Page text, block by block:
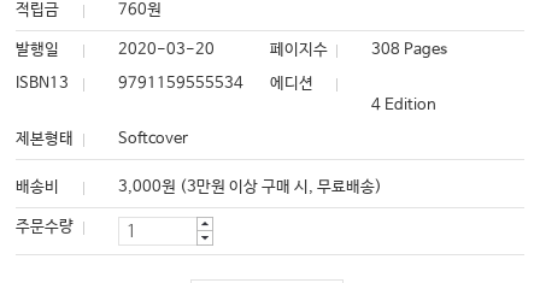
적립금 760원
발행일 2020-03-20 페이지수
308 Pages
ISBN13
9791159555534
에디션
4 Edition
제본형태
Softcover
배송비 3,000원 (3만원 이상 구매 시, 무료배송)
주문수량